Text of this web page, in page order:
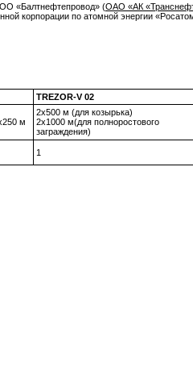
«Балтнефтепровод» (ОАО «АК
корпорации по атомной энергии
TREZOR-V 02
м
2х500 м (для козырька)
2х1000 м(для полноростового
заграждения)
1